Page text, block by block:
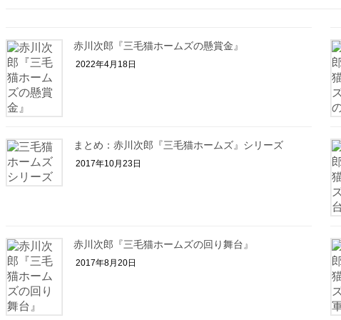
赤川次郎『三毛猫ホームズの懸賞金』
2022年4月18日
まとめ：赤川次郎『三毛猫ホームズ』シリーズ
2017年10月23日
赤川次郎『三毛猫ホームズの回り舞台』
2017年8月20日